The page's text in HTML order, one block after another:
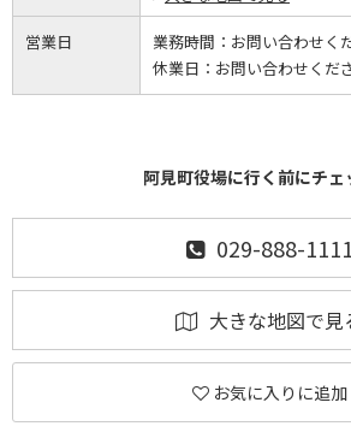
営業日 業務時間： お問い合わせく
休業日： お問い合わせくだ
阿見町役場に行く前にチェ
029-888-1111
大きな地図で見
お気に入りに追加